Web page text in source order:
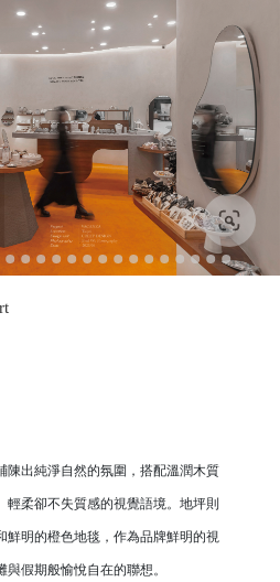
陳出純淨自然的氛圍，搭配溫潤木質
輕柔卻不失質感的視覺語境。地坪則
鮮明的橙色地毯，作為品牌鮮明的視
假期般愉悅自在的聯想。